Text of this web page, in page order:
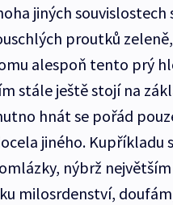
jiných
proutků
alespoň tento prý
stále ještě stojí na
hnát se pořád
jiného.
nýbrž
milosrdenství,